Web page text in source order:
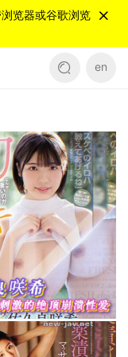
览器或谷歌浏览
en